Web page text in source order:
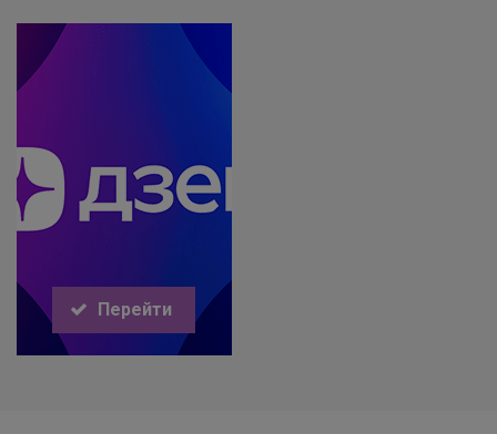
Перейти